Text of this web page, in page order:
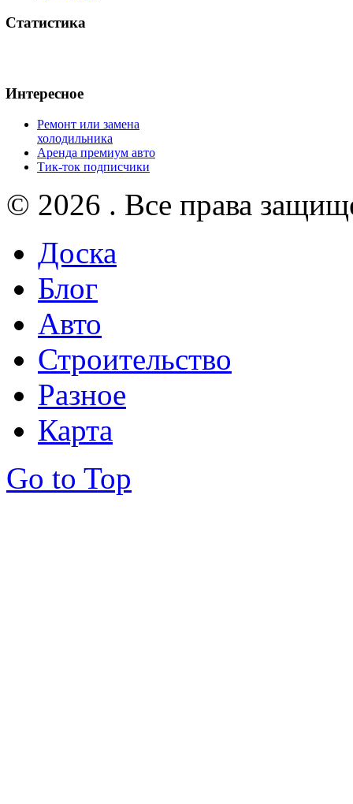
Статистика
Интересное
Ремонт или замена
холодильника
Аренда премиум авто
Тик-ток подписчики
© 2026 . Все права
Доска
Блог
Авто
Строительство
Разное
Карта
Go to Top